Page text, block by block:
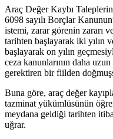
Araç Değer Kaybı
6098 sayılı Borçlar
istemi, zarar görenin zararı
tarihten başlayarak iki yılın
başlayarak on yılın
ceza kanunlarının daha
gerektiren bir fiilden
Buna göre, araç değer
tazminat yükümlüsünün
meydana geldiği tarihten
uğrar.